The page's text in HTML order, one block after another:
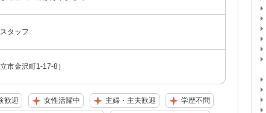
タッフ
市金沢町1-17-8）
歓迎 女性活躍中 主婦・主夫歓迎 学歴不問